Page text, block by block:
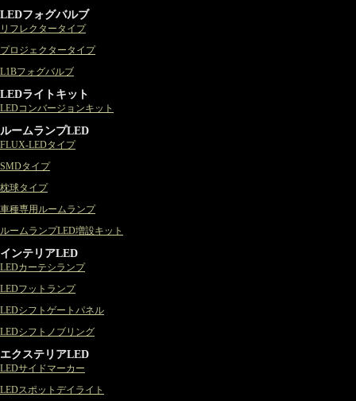
LEDフォグバルブ
リフレクタータイプ
プロジェクタータイプ
L1Bフォグバルブ
LEDライトキット
LEDコンバージョンキット
ルームランプLED
FLUX-LEDタイプ
SMDタイプ
枕球タイプ
車種専用ルームランプ
ルームランプLED増設キット
インテリアLED
LEDカーテシランプ
LEDフットランプ
LEDシフトゲートパネル
LEDシフトノブリング
エクステリアLED
LEDサイドマーカー
LEDスポットデイライト